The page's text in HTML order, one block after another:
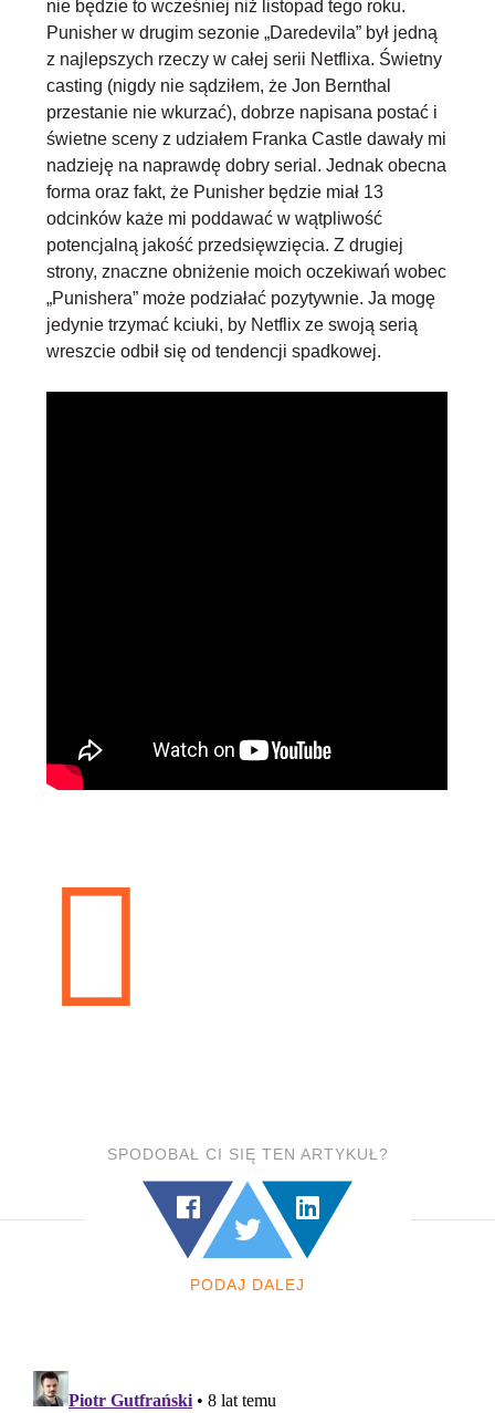
nie będzie to wcześniej niż listopad tego roku.
Punisher w drugim sezonie „Daredevila” był jedną
z najlepszych rzeczy w całej serii Netflixa. Świetny
casting (nigdy nie sądziłem, że Jon Bernthal
przestanie nie wkurzać), dobrze napisana postać i
świetne sceny z udziałem Franka Castle dawały mi
nadzieję na naprawdę dobry serial. Jednak obecna
forma oraz fakt, że Punisher będzie miał 13
odcinków każe mi poddawać w wątpliwość
potencjalną jakość przedsięwzięcia. Z drugiej
strony, znaczne obniżenie moich oczekiwań wobec
„Punishera” może podziałać pozytywnie. Ja mogę
jedynie trzymać kciuki, by Netflix ze swoją serią
wreszcie odbił się od tendencji spadkowej.
SPODOBAŁ CI SIĘ TEN ARTYKUŁ?
PODAJ DALEJ